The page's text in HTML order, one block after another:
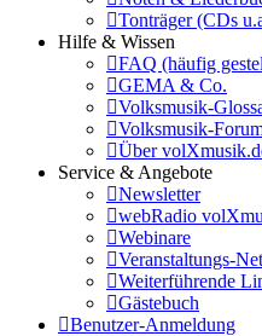
Tonträger (CDs
Hilfe & Wissen
FAQ (häufig
GEMA & Co.
Volksmusik-
Volksmusik-
Über
Service & Angebote
Newsletter
webRadio
Webinare
Veranstaltungs-
Weiterführende
Gästebuch
Benutzer-Anmeldung